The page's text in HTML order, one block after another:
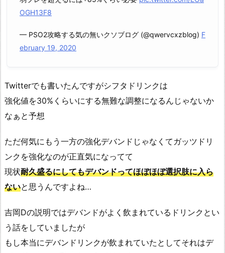
OGH13F8
— PSO2攻略する気の無いクソブログ (@qwervcxzblog) F
ebruary 19, 2020
Twitterでも書いたんですがシフタドリンクは
強化値を30%くらいにする無難な調整になるんじゃないか
なぁと予想
ただ何気にもう一方の強化デバンドじゃなくてガッツドリ
ンクを強化なのが正直気になってて
現状耐久盛るにしてもデバンドってほぼほぼ選択肢に入ら
ないと思うんですよね…
吉岡Dの説明ではデバンドがよく飲まれているドリンクとい
う話をしていましたが
もし本当にデバンドリンクが飲まれていたとしてそれはデ